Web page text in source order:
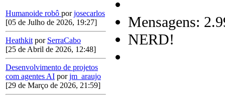
Humanoide robô porjosecarlos
[05 de Julho de 2026, 19:27]
Heathkit por SerraCabo
[25 de Abril de 2026, 12:48]
Desenvolvimento de projetos
com agentes AI porjm_araujo
[29 de Março de 2026, 21:59]
Mensagens:
NERD!